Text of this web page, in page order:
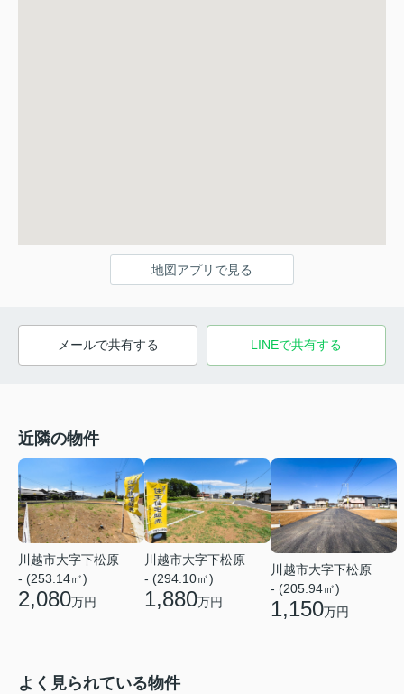
地図アプリで見る
メールで共有する LINEで共有する
近隣の物件
川越市大字下松原
- (253.14㎡)
2,080万円
川越市大字下松原
- (294.10㎡)
1,880万円
川越市大字下松原
- (205.94㎡)
1,150万円
よく見られている物件